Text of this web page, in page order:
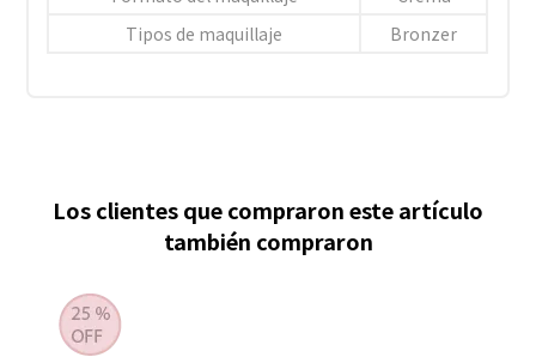
Tipos de maquillaje
Bronzer
Los clientes que compraron este artículo
también compraron